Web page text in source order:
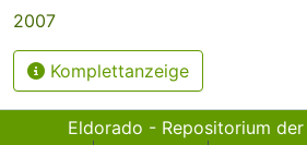
2007
Komplettanzeige
Eldorado - Repositorium